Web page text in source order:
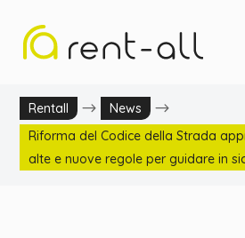
Rentall $ News $
Riforma del Codice della Strada
alte e nuove regole per guidare in